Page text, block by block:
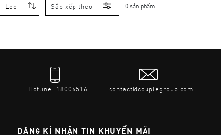
Lọc Sắp xếp theo 0 sản phẩm
Hotline: 18006516 contact@couplegroup.com
ĐĂNG KÍ NHẬN TIN KHUYẾN MÃI